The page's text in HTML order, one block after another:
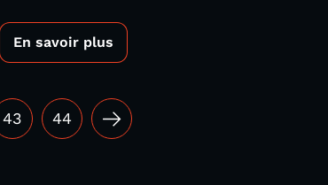
En savoir plus
43 44